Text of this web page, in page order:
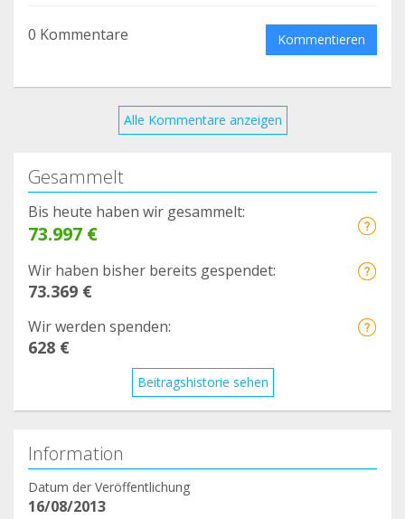
0 Kommentare Kommentieren
Alle Kommentare anzeigen
Gesammelt
Bis heute haben wir gesammelt:
73.997 €
Wir haben bisher bereits gespendet:
73.369 €
Wir werden spenden:
628 €
Beitragshistorie sehen
Information
Datum der Veröffentlichung
16/08/2013